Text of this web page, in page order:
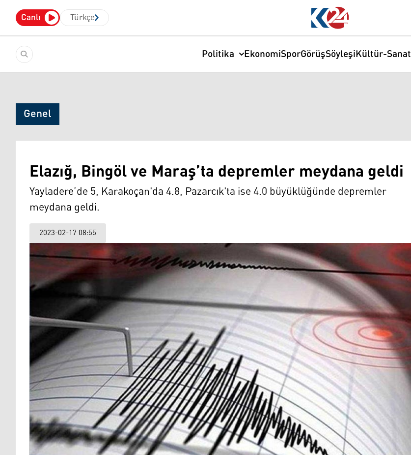
Canlı Türkçe
Politika EkonomiSporGörüşSöyleşiKültür-Sanat
Genel
Elazığ, Bingöl ve Maraş’ta depremler meydana geldi
Yayladere’de 5, Karakoçan'da 4.8, Pazarcık'ta ise 4.0 büyüklüğünde depremler
meydana geldi.
2023-02-17 08:55